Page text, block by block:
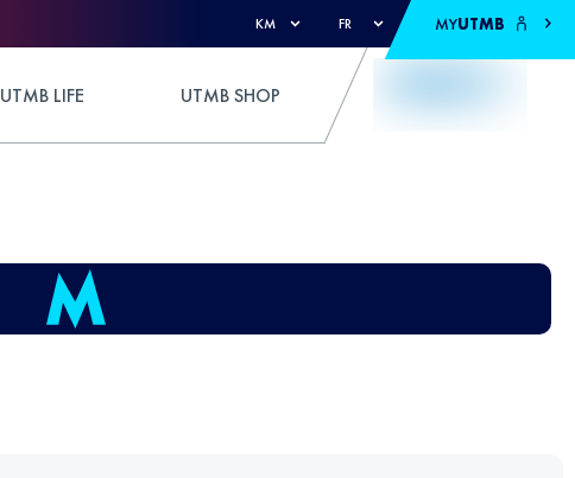
KM FR MYUTMB
UTMB LIFE UTMB SHOP